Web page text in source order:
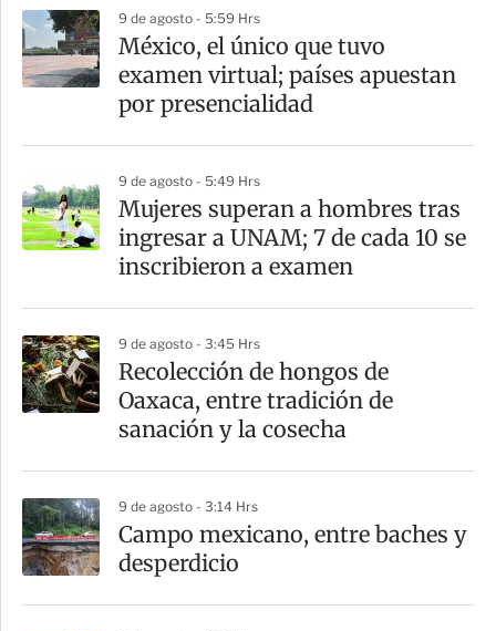
a
r
t
9 de agosto - 5:59 Hrs
México, el único que tuvo
examen virtual; países apuestan
por presencialidad
9 de agosto - 5:49 Hrs
Mujeres superan a hombres tras
ingresar a UNAM; 7 de cada 10 se
inscribieron a examen
9 de agosto - 3:45 Hrs
Recolección de hongos de
Oaxaca, entre tradición de
sanación y la cosecha
9 de agosto - 3:14 Hrs
Campo mexicano, entre baches y
desperdicio